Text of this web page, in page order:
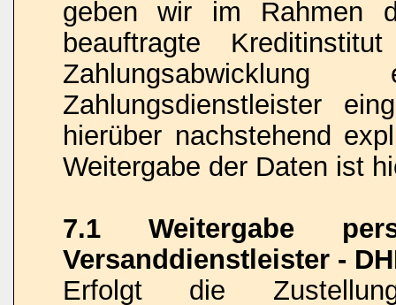
geben wir im Rahmen
beauftragte
Zahlungsdienstleister
hierüber nachstehend
Weitergabe der Daten ist
7.1 Weitergabe
Versanddienstleister -
Erfolgt die